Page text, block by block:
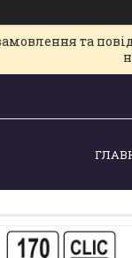
та